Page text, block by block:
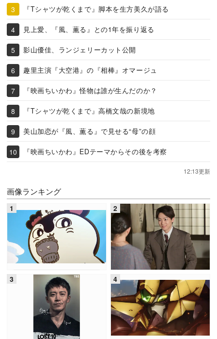
『Tシャツが乾くまで』脚本を生方美久が語る
見上愛、『風、薫る』との1年を振り返る
影山優佳、ランジェリーカット公開
趣里主演『大空港』の『相棒』オマージュ
『映画ちいかわ』怪物は誰が生んだのか？
『Tシャツが乾くまで』高橋文哉の新境地
美山加恋が『風、薫る』で見せる“母”の顔
『映画ちいかわ』EDテーマからその後を考察
12:13更新
画像ランキング